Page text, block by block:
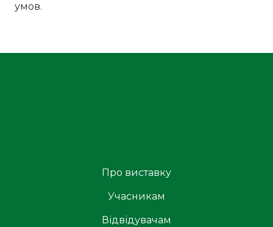
умов.
Про виставку
Учасникам
Відвідувачам